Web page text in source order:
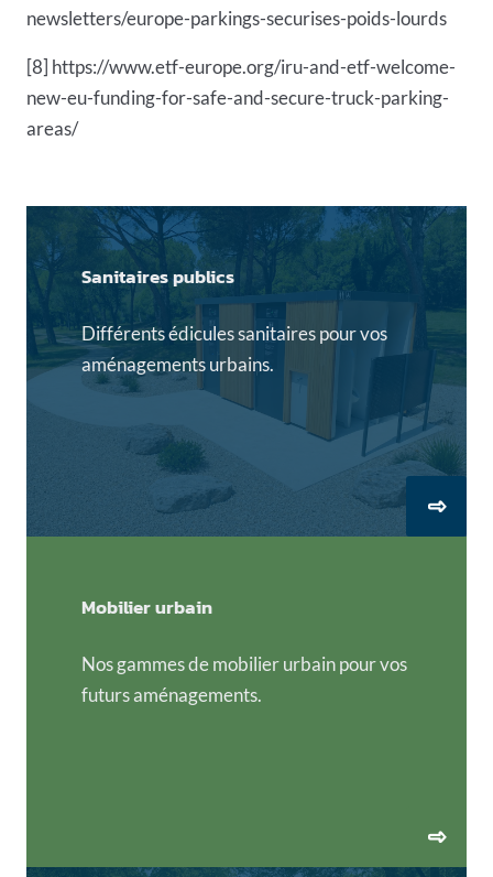
newsletters/europe-parkings-securises-poids-lourds
[8] https://www.etf-europe.org/iru-and-etf-welcome-
new-eu-funding-for-safe-and-secure-truck-parking-
areas/
Sanitaires publics
Différents édicules sanitaires pour vos
aménagements urbains.
Mobilier urbain
Nos gammes de mobilier urbain pour vos
futurs aménagements.